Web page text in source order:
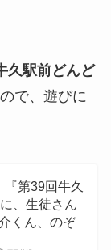
久駅前どんど
で、遊びに
第39回牛久
、生徒さん
くん、のぞ